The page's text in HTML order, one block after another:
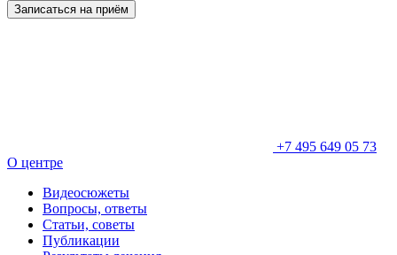
Записаться на приём
+7 495 649 05 73
О центре
Видеосюжеты
Вопросы, ответы
Статьи, советы
Публикации